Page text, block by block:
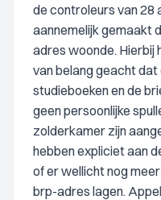
de controleurs van 28
aannemelijk gemaakt
adres woonde. Hierbij
van belang geacht dat
studieboeken en de
geen persoonlijke
zolderkamer zijn
hebben expliciet aan
of er wellicht nog
brp-adres lagen.